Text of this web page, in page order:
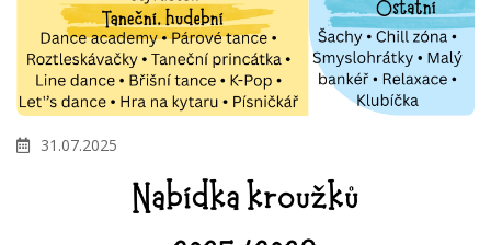
31.07.2025